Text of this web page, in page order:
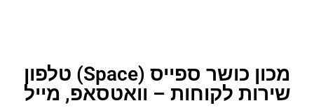
מכון כושר ספייס (Space) טלפון
שירות לקוחות – וואטסאפ, מייל